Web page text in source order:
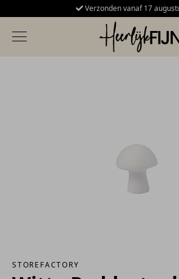
Verzonden vanaf 17
Toggle navigation
STOREFACTORY